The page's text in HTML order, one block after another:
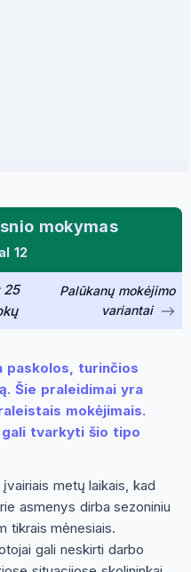
mokymas
12
25
Palūkanų mokėjimo
variantai
paskolos, turinčios
Šie praleidimai yra
mokėjimais.
gali tvarkyti šio tipo
metų laikais, kad
asmenys dirba sezoniniu
tikrais mėnesiais.
gali neskirti darbo